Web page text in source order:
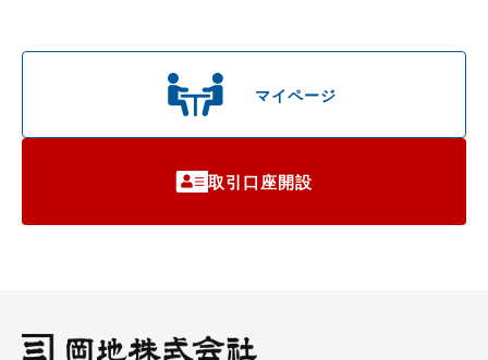
マイページ
取引口座開設